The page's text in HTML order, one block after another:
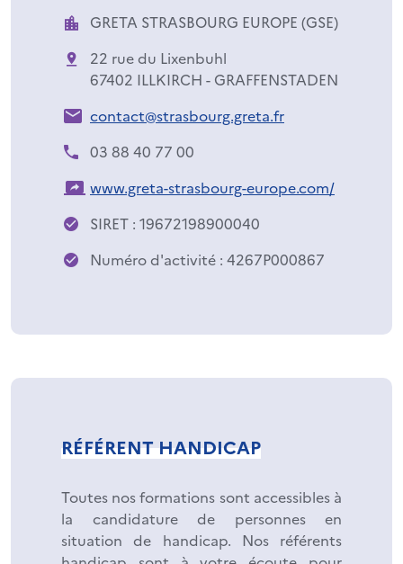
GRETA STRASBOURG EUROPE (GSE)
22 rue du Lixenbuhl
67402 ILLKIRCH - GRAFFENSTADEN
contact@strasbourg.greta.fr
03 88 40 77 00
www.greta-strasbourg-europe.com/
SIRET : 19672198900040
Numéro d'activité : 4267P000867
RÉFÉRENT HANDICAP
Toutes nos formations sont accessibles à
la candidature de personnes en
situation de handicap. Nos référents